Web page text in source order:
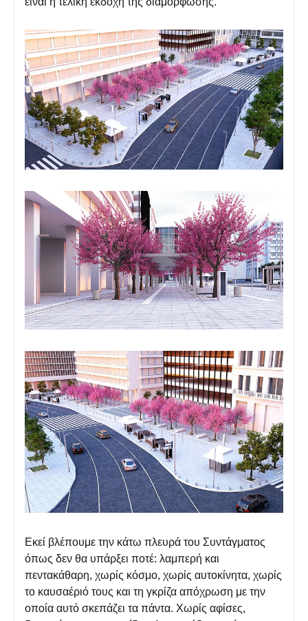
Εκεί βλέπουμε την κάτω πλευρά του Συντάγματος
όπως δεν θα υπάρξει ποτέ: λαμπερή και
πεντακάθαρη, χωρίς κόσμο, χωρίς αυτοκίνητα, χωρίς
το καυσαέριό τους και τη γκρίζα απόχρωση με την
οποία αυτό σκεπάζει τα πάντα. Χωρίς αφίσες,